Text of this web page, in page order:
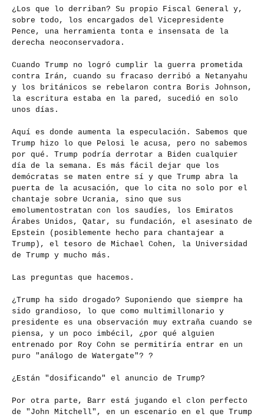
¿Los que lo derriban? Su propio Fiscal General y,
sobre todo, los encargados del Vicepresidente
Pence, una herramienta tonta e insensata de la
derecha neoconservadora.
Cuando Trump no logró cumplir la guerra prometida
contra Irán, cuando su fracaso derribó a Netanyahu
y los británicos se rebelaron contra Boris Johnson,
la escritura estaba en la pared, sucedió en solo
unos días.
Aquí es donde aumenta la especulación. Sabemos que
Trump hizo lo que Pelosi le acusa, pero no sabemos
por qué. Trump podría derrotar a Biden cualquier
día de la semana. Es más fácil dejar que los
demócratas se maten entre sí y que Trump abra la
puerta de la acusación, que lo cita no solo por el
chantaje sobre Ucrania, sino que sus
emolumentostratan con los saudíes, los Emiratos
Árabes Unidos, Qatar, su fundación, el asesinato de
Epstein (posiblemente hecho para chantajear a
Trump), el tesoro de Michael Cohen, la Universidad
de Trump y mucho más.
Las preguntas que hacemos.
¿Trump ha sido drogado? Suponiendo que siempre ha
sido grandioso, lo que como multimillonario y
presidente es una observación muy extraña cuando se
piensa, y un poco imbécil, ¿por qué alguien
entrenado por Roy Cohn se permitiría entrar en un
puro "análogo de Watergate"? ?
¿Están "dosificando" el anuncio de Trump?
Por otra parte, Barr está jugando el clon perfecto
de "John Mitchell", en un escenario en el que Trump